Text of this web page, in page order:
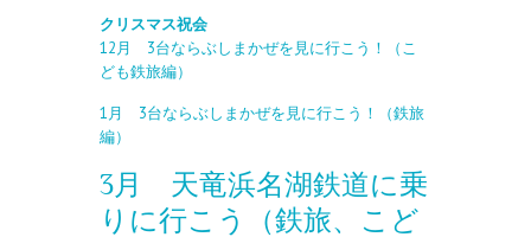
クリスマス祝会
12月 3台ならぶしまかぜを見に行こう！（こ
ども鉄旅編）
1月 3台ならぶしまかぜを見に行こう！（鉄旅
編）
3月 天竜浜名湖鉄道に乗
りに行こう（鉄旅、こど